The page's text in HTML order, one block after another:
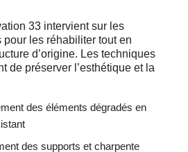
33 intervient sur les
les réhabiliter tout en
d’origine. Les techniques
de préserver l’esthétique et la
des éléments dégradés en
des supports et charpente